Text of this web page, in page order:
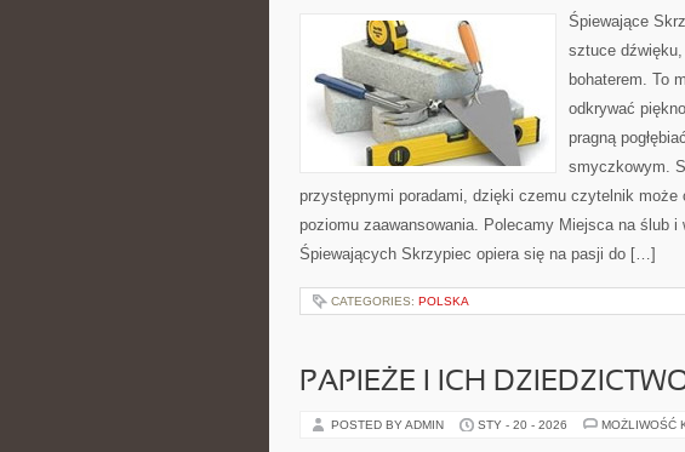
Śpiewające
sztuce
bohaterem. To
odkrywać
pragną
smyczkowym.
przystępnymi poradami, dzięki czemu czytelnik może
poziomu zaawansowania. Polecamy Miejsca na ślub i
Śpiewających Skrzypiec opiera się na pasji do […]
CATEGORIES: POLSKA
PAPIEŻE I ICH
POSTED BY ADMIN STY - 20 - 2026 MOŻLIWOŚĆ